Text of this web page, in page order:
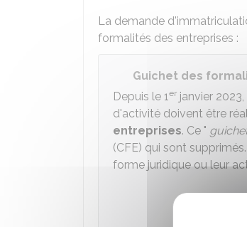
La demande
formalités des entreprises :
Guichet des
Depuis le 1er janvier
d'activité doivent être
entreprises. Ce "
(CFE) qui sont
forme juridique ou leur